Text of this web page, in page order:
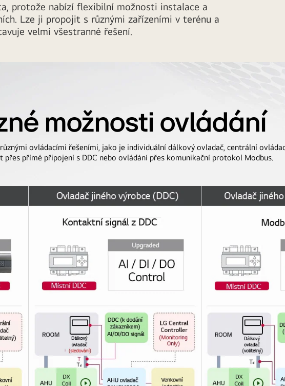
protože nabízí flexibilní možnosti instalace a
Lze ji propojit s různými zařízeními v terénu a
velmi všestranné řešení.
možnosti ovládání
ovládacími řešeními, jako je individuální dálkový ovladač, centrální
přes přímé připojení s DDC nebo ovládání přes komunikační protokol Modbus.